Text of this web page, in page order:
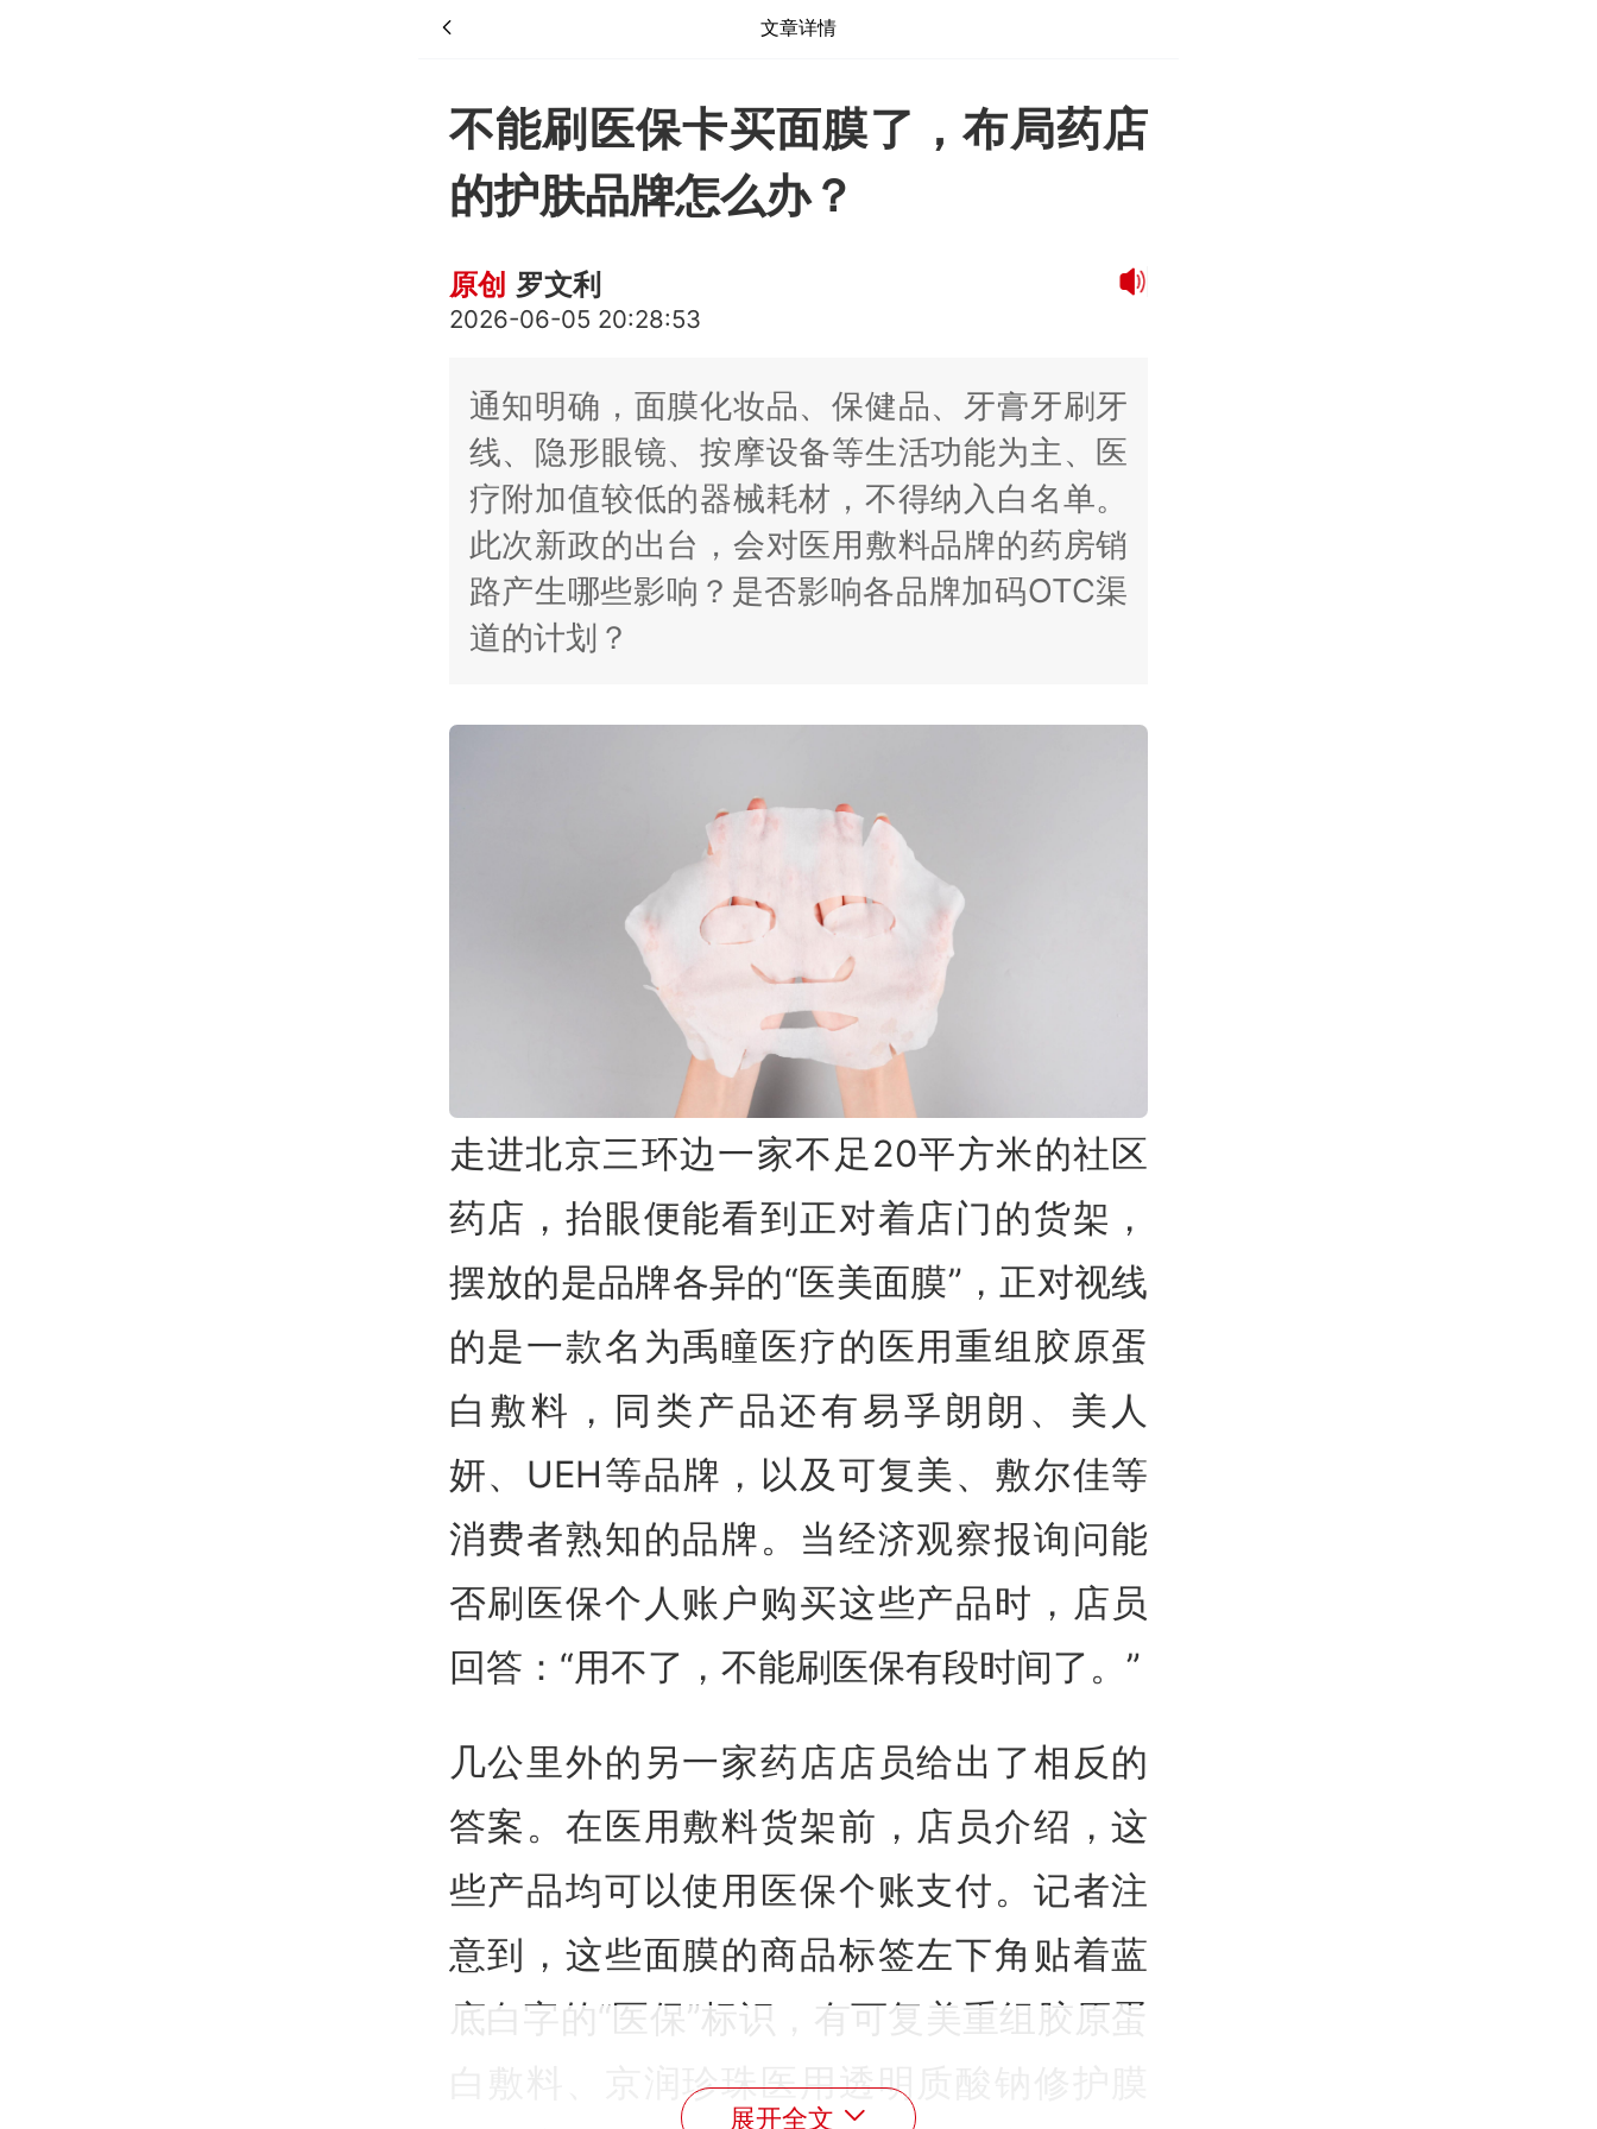
文章详情
不能刷医保卡买面膜了，布局药店
的护肤品牌怎么办？
原创 罗文利
2026-06-05 20:28:53
通知明确，面膜化妆品、保健品、牙膏牙刷牙
线、隐形眼镜、按摩设备等生活功能为主、医
疗附加值较低的器械耗材，不得纳入白名单。
此次新政的出台，会对医用敷料品牌的药房销
路产生哪些影响？是否影响各品牌加码OTC渠
道的计划？
走进北京三环边一家不足20平方米的社区
药店，抬眼便能看到正对着店门的货架，
摆放的是品牌各异的“医美面膜”，正对视线
的是一款名为禹瞳医疗的医用重组胶原蛋
白敷料，同类产品还有易孚朗朗、美人
妍、UEH等品牌，以及可复美、敷尔佳等
消费者熟知的品牌。当经济观察报询问能
否刷医保个人账户购买这些产品时，店员
回答：“用不了，不能刷医保有段时间了。”
几公里外的另一家药店店员给出了相反的
答案。在医用敷料货架前，店员介绍，这
些产品均可以使用医保个账支付。记者注
意到，这些面膜的商品标签左下角贴着蓝
底白字的“医保”标识，有可复美重组胶原蛋
白敷料、京润珍珠医用透明质酸钠修护膜
展开全文